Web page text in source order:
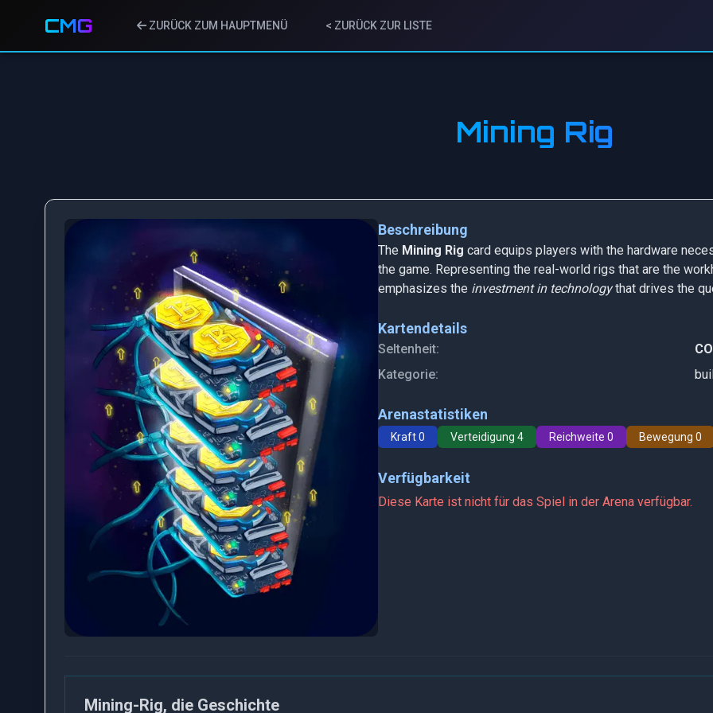
CMG ZURÜCK ZUM HAUPTMENÜ < ZURÜCK ZUR LISTE
Mining Rig
Beschreibung
The Mining Rig card equips players with the hardware
the game. Representing the real-world rigs that are the
emphasizes the investment in technologythat drives the
Kartendetails
Seltenheit:
Kategorie:
Arenastatistiken
Kraft 0 Verteidigung 4 Reichweite 0 Bewegung 0
Verfügbarkeit
Diese Karte ist nicht für das Spiel in der Arena verfügbar.
Mining-Rig, die Geschichte